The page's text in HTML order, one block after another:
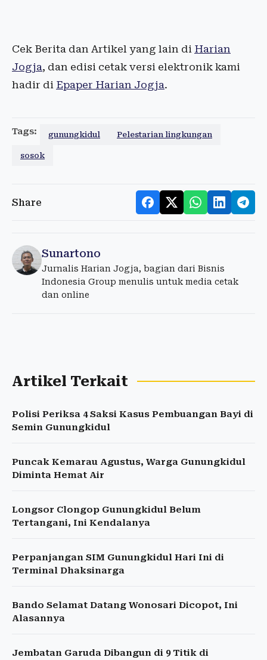
Cek Berita dan Artikel yang lain di Harian
Jogja, dan edisi cetak versi elektronik kami
hadir di Epaper Harian Jogja.
Tags: gunungkidul Pelestarian lingkungan
sosok
Share
Sunartono
Jurnalis Harian Jogja, bagian dari Bisnis
Indonesia Group menulis untuk media cetak
dan online
Artikel Terkait
Polisi Periksa 4 Saksi Kasus Pembuangan Bayi di
Semin Gunungkidul
Puncak Kemarau Agustus, Warga Gunungkidul
Diminta Hemat Air
Longsor Clongop Gunungkidul Belum
Tertangani, Ini Kendalanya
Perpanjangan SIM Gunungkidul Hari Ini di
Terminal Dhaksinarga
Bando Selamat Datang Wonosari Dicopot, Ini
Alasannya
Jembatan Garuda Dibangun di 9 Titik di